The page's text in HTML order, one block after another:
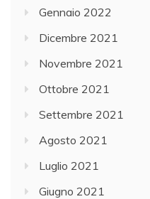
Gennaio 2022
Dicembre 2021
Novembre 2021
Ottobre 2021
Settembre 2021
Agosto 2021
Luglio 2021
Giugno 2021